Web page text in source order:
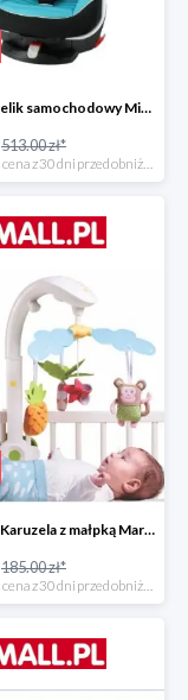
Nania fotelik samochodowy Migo Saturn Premium Sky -26%
513.00 zł*
*najniższa cena z 30 dni przed obniżką
Taf Toys Karuzela z małpką Marco -16%
185.00 zł*